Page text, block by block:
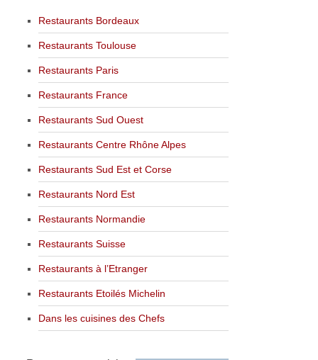
Restaurants Bordeaux
Restaurants Toulouse
Restaurants Paris
Restaurants France
Restaurants Sud Ouest
Restaurants Centre Rhône Alpes
Restaurants Sud Est et Corse
Restaurants Nord Est
Restaurants Normandie
Restaurants Suisse
Restaurants à l’Etranger
Restaurants Etoilés Michelin
Dans les cuisines des Chefs